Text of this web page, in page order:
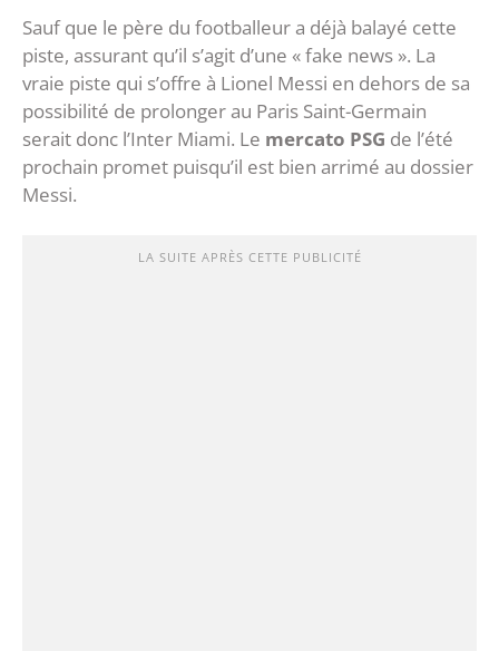
Sauf que le père du footballeur a déjà balayé cette
piste, assurant qu’il s’agit d’une « fake news ». La
vraie piste qui s’offre à Lionel Messi en dehors de sa
possibilité de prolonger au Paris Saint-Germain
serait donc l’Inter Miami. Le mercato PSG de l’été
prochain promet puisqu’il est bien arrimé au dossier
Messi.
LA SUITE APRÈS CETTE PUBLICITÉ